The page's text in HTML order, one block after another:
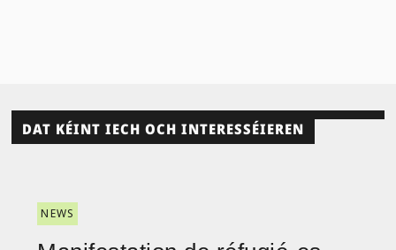
DAT KÉINT IECH OCH INTERESSÉIEREN
NEWS